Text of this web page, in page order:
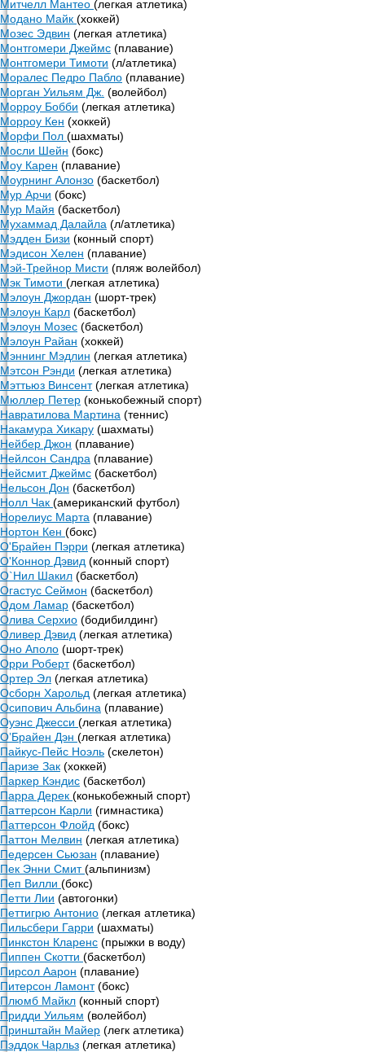
Митчелл Мантео (легкая атлетика)
Модано Майк (хоккей)
Мозес Эдвин (легкая атлетика)
Монтгомери Джеймс (плавание)
Монтгомери Тимоти (л/атлетика)
Моралес Педро Пабло (плавание)
Морган Уильям Дж. (волейбол)
Морроу Бобби (легкая атлетика)
Морроу Кен (хоккей)
Морфи Пол (шахматы)
Мосли Шейн (бокс)
Моу Карен (плавание)
Моурнинг Алонзо (баскетбол)
Мур Арчи (бокс)
Мур Майя (баскетбол)
Мухаммад Далайла (л/атлетика)
Мэдден Бизи (конный спорт)
Мэдисон Хелен (плавание)
Мэй-Трейнор Мисти (пляж волейбол)
Мэк Тимоти (легкая атлетика)
Мэлоун Джордан (шорт-трек)
Мэлоун Карл (баскетбол)
Мэлоун Мозес (баскетбол)
Мэлоун Райан (хоккей)
Мэннинг Мэдлин (легкая атлетика)
Мэтсон Рэнди (легкая атлетика)
Мэттьюз Винсент(легкая атлетика)
Мюллер Петер (конькобежный спорт)
Навратилова Мартина (теннис)
Накамура Хикару (шахматы)
Нейбер Джон (плавание)
Нейлсон Сандра (плавание)
Нейсмит Джеймс (баскетбол)
Нельсон Дон (баскетбол)
Нолл Чак (американский футбол)
Норелиус Марта (плавание)
Нортон Кен (бокс)
О'Брайен Пэрри (легкая атлетика)
О'Коннор Дэвид (конный спорт)
О`Нил Шакил (баскетбол)
Огастус Сеймон (баскетбол)
Одом Ламар (баскетбол)
Олива Серхио (бодибилдинг)
Оливер Дэвид (легкая атлетика)
Оно Аполо (шорт-трек)
Орри Роберт(баскетбол)
Ортер Эл (легкая атлетика)
Осборн Харольд (легкая атлетика)
Осипович Альбина (плавание)
Оуэнс Джесси (легкая атлетика)
О’Брайен Дэн (легкая атлетика)
Пайкус-Пейс Ноэль (скелетон)
Паризе Зак (хоккей)
Паркер Кэндис (баскетбол)
Парра Дерек (конькобежный спорт)
Паттерсон Карли (гимнастика)
Паттерсон Флойд (бокс)
Паттон Мелвин (легкая атлетика)
Педерсен Сьюзан (плавание)
Пек Энни Смит(альпинизм)
Пеп Вилли (бокс)
Петти Лии (автогонки)
Петтигрю Антонио (легкая атлетика)
Пильсбери Гарри (шахматы)
Пинкстон Кларенс (прыжки в воду)
Пиппен Скотти (баскетбол)
Пирсол Аарон (плавание)
Питерсон Ламонт(бокс)
Плюмб Майкл (конный спорт)
Придди Уильям (волейбол)
Принштайн Майер (легк атлетика)
Пэддок Чарльз (легкая атлетика)